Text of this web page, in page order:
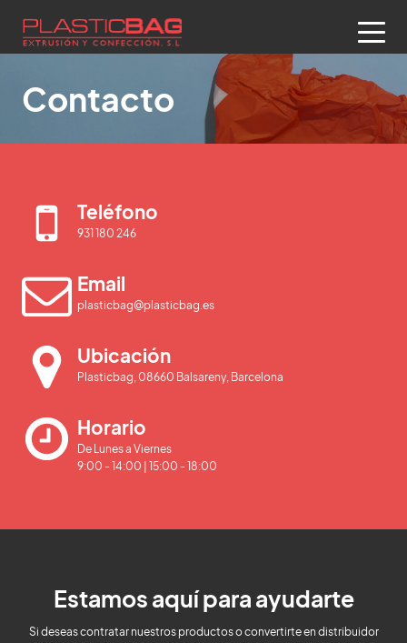
Contacto
Teléfono
931 180 246
Email
plasticbag@plasticbag.es
Ubicación
Plasticbag, 08660 Balsareny, Barcelona
Horario
De Lunes a Viernes
9:00 - 14:00 | 15:00 - 18:00
Estamos aquí para ayudarte
Si deseas contratar nuestros productos o convertirte en distribuidor